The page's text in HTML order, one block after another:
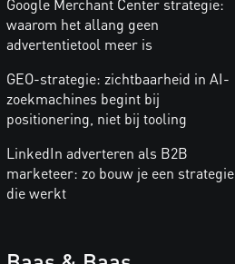
Google Merchant Center strategie:
waarom het allang geen
advertentietool meer is
GEO-strategie: zichtbaarheid in AI-
zoekmachines begint bij
positionering, niet bij tooling
LinkedIn adverteren als B2B
marketeer: zo bouw je een strategie
die werkt